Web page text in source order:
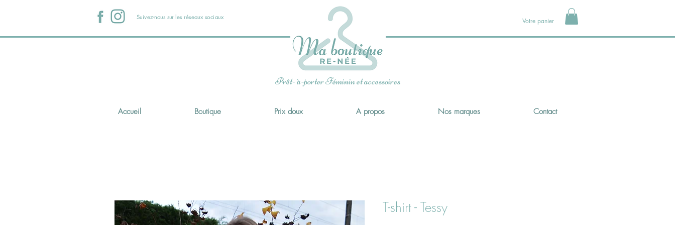
Suivez-nous sur les réseaux sociaux Votre panier
Prêt- à-porter Féminin et accessoires
Accueil Boutique Prix doux A propos Nos marques Contact
T-shirt - Tessy